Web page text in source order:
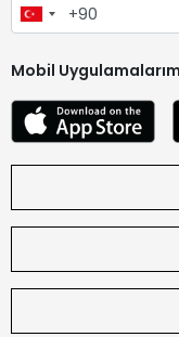
Mobil